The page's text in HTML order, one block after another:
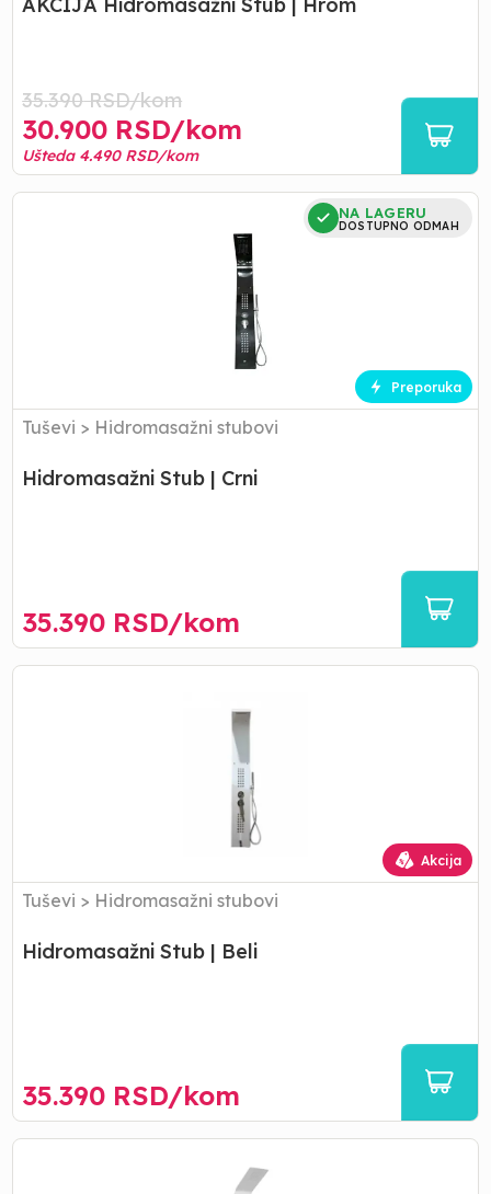
35.390RSD/kom
30.900 RSD/kom
Ušteda 4.490RSD/kom
Hidromasažni
Preporuka
NA LAGERU
DOSTUPNO ODMAH
Tuševi > Hidromasažni stubovi
Hidromasažni Stub | Crni
35.390 RSD/kom
Hidromasažni
Akcija
Tuševi > Hidromasažni stubovi
Hidromasažni Stub | Beli
35.390 RSD/kom
Hidromasažni